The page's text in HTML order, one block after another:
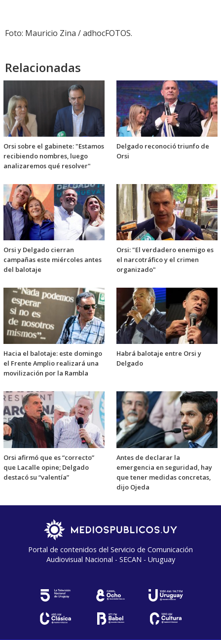
Foto: Mauricio Zina / adhocFOTOS.
Relacionadas
Orsi sobre el gabinete: "Estamos
recibiendo nombres, luego
analizaremos qué resolver"
Delgado reconoció triunfo de
Orsi
Orsi y Delgado cierran
campañas este miércoles antes
del balotaje
Orsi: "El verdadero enemigo es
el narcotráfico y el crimen
organizado"
Hacia el balotaje: este domingo
el Frente Amplio realizará una
movilización por la Rambla
Habrá balotaje entre Orsi y
Delgado
Orsi afirmó que es “correcto”
que Lacalle opine; Delgado
destacó su “valentía”
Antes de declarar la
emergencia en seguridad, hay
que tener medidas concretas,
dijo Ojeda
Portal de contenidos del Servicio de Comunicación
Audiovisual Nacional - SECAN - Uruguay